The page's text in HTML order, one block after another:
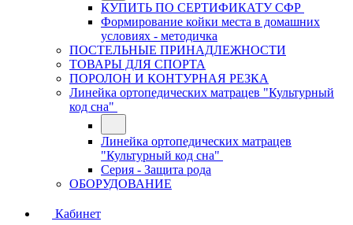
КУПИТЬ ПО СЕРТИФИКАТУ СФР
Формирование койки места в домашних
условиях - методичка
ПОСТЕЛЬНЫЕ ПРИНАДЛЕЖНОСТИ
ТОВАРЫ ДЛЯ СПОРТА
ПОРОЛОН И КОНТУРНАЯ РЕЗКА
Линейка ортопедических матрацев "Культурный
код сна"
Линейка ортопедических матрацев
"Культурный код сна"
Серия - Защита рода
ОБОРУДОВАНИЕ
Кабинет